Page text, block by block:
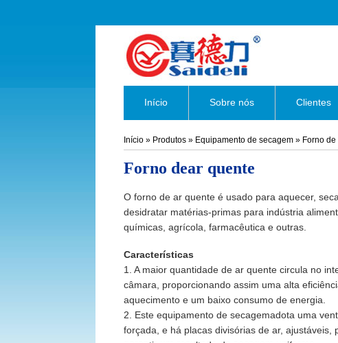
Início Sobre nós Clientes
Início » Produtos » Equipamento de secagem » Forno
Forno dear quente
O forno de ar quente é usado para aquecer,
desidratar matérias-primas para indústria
químicas, agrícola, farmacêutica e outras.
Características
1. A maior quantidade de ar quente circula no
câmara, proporcionando assim uma alta
aquecimento e um baixo consumo de energia.
2. Este equipamento de secagemadota uma
forçada, e há placas divisórias de ar, ajustáveis,